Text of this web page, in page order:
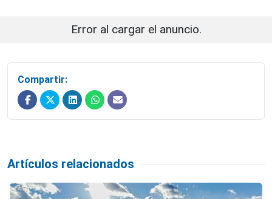
Error al cargar el anuncio.
Compartir:
Artículos relacionados